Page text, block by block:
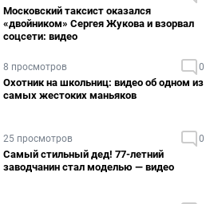
Московский таксист оказался
«двойником» Сергея Жукова и взорвал
соцсети: видео
8 просмотров 0
Охотник на школьниц: видео об одном из
самых жестоких маньяков
25 просмотров 0
Самый стильный дед! 77-летний
заводчанин стал моделью — видео